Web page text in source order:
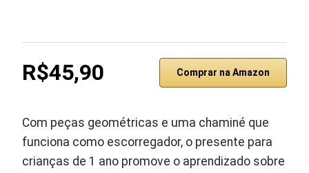
R$45,90 Comprar na Amazon
Com peças geométricas e uma chaminé que
funciona como escorregador, o presente para
crianças de 1 ano promove o aprendizado sobre